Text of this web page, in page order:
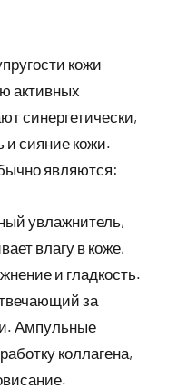
кожи
активных
синергетически,
и сияние кожи.
являются:
увлажнитель,
влагу в коже,
и гладкость.
за
Ампульные
коллагена,